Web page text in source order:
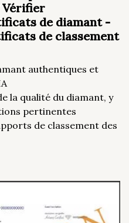
Vérifier
de diamant -
de classement
authentiques et
la qualité du diamant, y
pertinentes
de classement des